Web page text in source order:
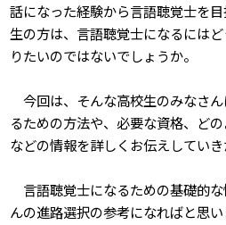
話になった経験から言語聴覚士を
生の方は、言語聴覚士になるには
りたいのではないでしょうか。
今回は、そんな高校生のみなさ
るための方法や、必要な資格、ど
などの情報を詳しくお伝えしていき
言語聴覚士になるための基礎的
んの進路選択の参考になればと思い